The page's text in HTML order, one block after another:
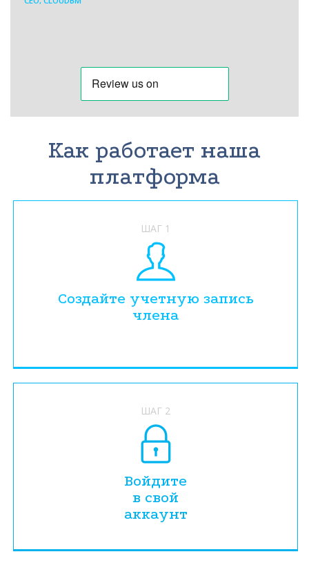
Как работает наша
платформа
ШАГ 1
Создайте учетную запись
члена
ШАГ 2
Войдите
в свой
аккаунт